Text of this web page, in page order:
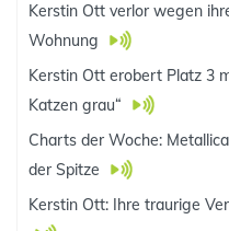
Kerstin Ott verlor wegen
Wohnung
Kerstin Ott erobert Platz 3
Katzen grau“
Charts der Woche:
der Spitze
Kerstin Ott: Ihre traurige